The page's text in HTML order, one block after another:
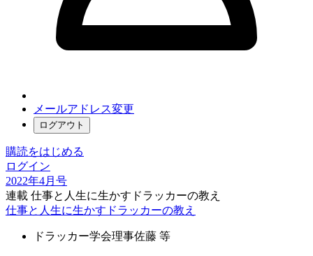
メールアドレス変更
ログアウト
購読をはじめる
ログイン
2022年4月号
連載 仕事と人生に生かすドラッカーの教え
仕事と人生に生かすドラッカーの教え
ドラッカー学会理事佐藤 等